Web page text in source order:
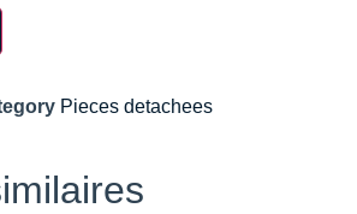
Pieces detachees